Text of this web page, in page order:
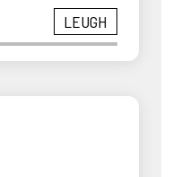
LEUGH